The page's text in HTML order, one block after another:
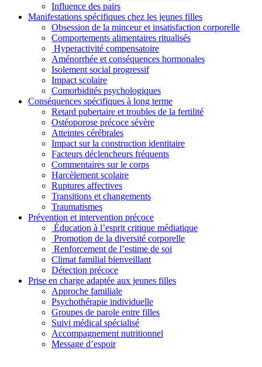
Influence des pairs
Manifestations spécifiques chez les jeunes filles
Obsession de la minceur et insatisfaction corporelle
Comportements alimentaires ritualisés
Hyperactivité compensatoire
Aménorrhée et conséquences hormonales
Isolement social progressif
Impact scolaire
Comorbidités psychologiques
Conséquences spécifiques à long terme
Retard pubertaire et troubles de la fertilité
Ostéoporose précoce sévère
Atteintes cérébrales
Impact sur la construction identitaire
Facteurs déclencheurs fréquents
Commentaires sur le corps
Harcèlement scolaire
Ruptures affectives
Transitions et changements
Traumatismes
Prévention et intervention précoce
Éducation à l’esprit critique médiatique
Promotion de la diversité corporelle
Renforcement de l’estime de soi
Climat familial bienveillant
Détection précoce
Prise en charge adaptée aux jeunes filles
Approche familiale
Psychothérapie individuelle
Groupes de parole entre filles
Suivi médical spécialisé
Accompagnement nutritionnel
Message d’espoir